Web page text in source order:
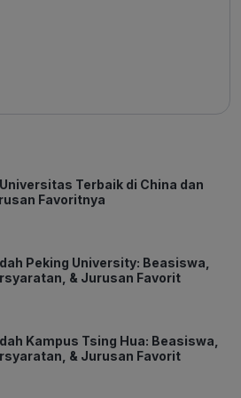
Terbaik di China dan
Favoritnya
Peking University: Beasiswa,
& Jurusan Favorit
Kampus Tsing Hua: Beasiswa,
& Jurusan Favorit